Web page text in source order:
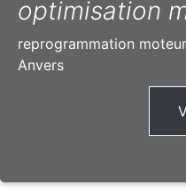
optimisation
reprogrammation
Anvers